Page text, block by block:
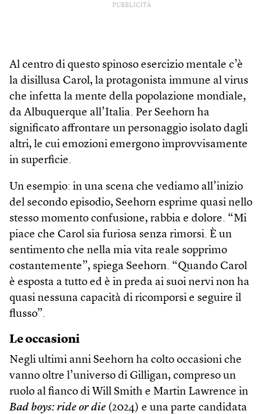
PUBBLICITÀ
Al centro di questo spinoso esercizio mentale c’è
la disillusa Carol, la protagonista immune al virus
che infetta la mente della popolazione mondiale,
da Albuquerque all’Italia. Per Seehorn ha
significato affrontare un personaggio isolato dagli
altri, le cui emozioni emergono improvvisamente
in superficie.
Un esempio: in una scena che vediamo all’inizio
del secondo episodio, Seehorn esprime quasi nello
stesso momento confusione, rabbia e dolore. “Mi
piace che Carol sia furiosa senza rimorsi. È un
sentimento che nella mia vita reale sopprimo
costantemente”, spiega Seehorn. “Quando Carol
è esposta a tutto ed è in preda ai suoi nervi non ha
quasi nessuna capacità di ricomporsi e seguire il
flusso”.
Le occasioni
Negli ultimi anni Seehorn ha colto occasioni che
vanno oltre l’universo di Gilligan, compreso un
ruolo al fianco di Will Smith e Martin Lawrence in
Bad boys: ride or die (2024) e una parte candidata